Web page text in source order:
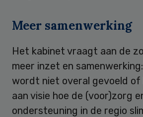
Meer samenwerking
Het kabinet vraagt aan de
meer inzet en
wordt niet overal gevoeld
aan visie hoe de (voor)zorg
ondersteuning in de regio